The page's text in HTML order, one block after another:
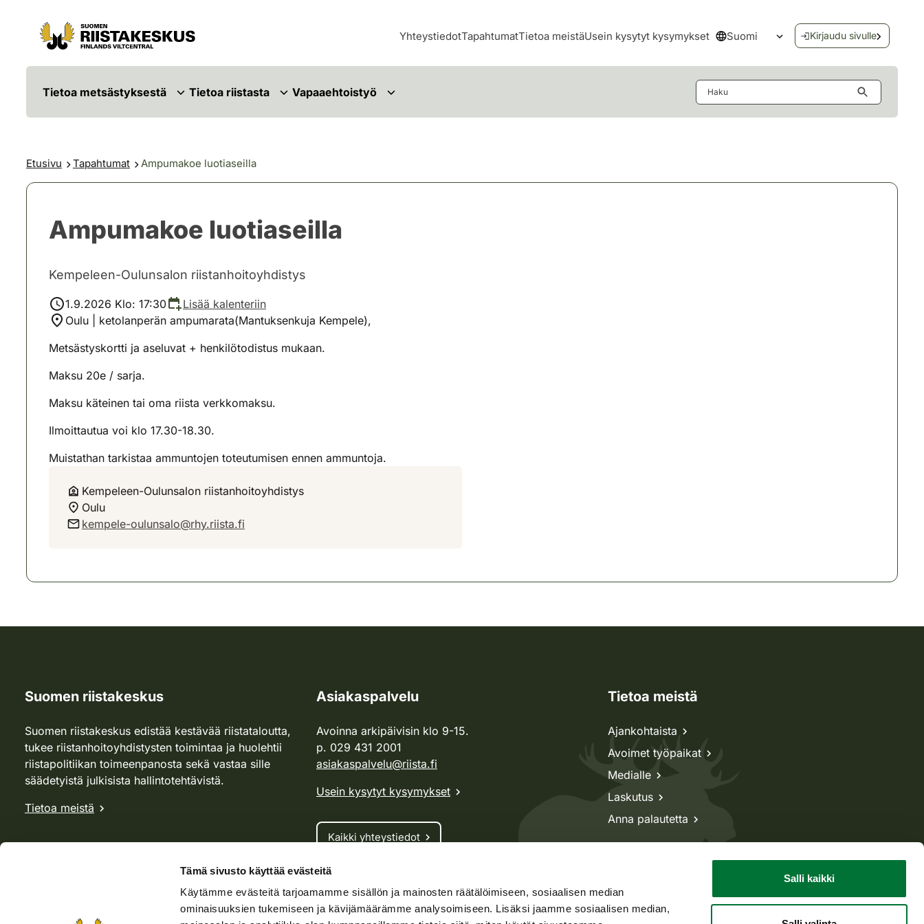
Tämä sivusto käyttää evästeitä
Käytämme evästeitä tarjoamamme sisällön ja mainosten räätälöimiseen, sosiaalisen median
ominaisuuksien tukemiseen ja kävijämäärämme analysoimiseen. Lisäksi jaamme sosiaalisen median,
Salli kaikki
Siirry sisältöön
Siirry sivustokarttaan
YhteystiedotTapahtumatTietoa meistäUsein kysytyt kysymykset Suomi
Avaa kielivalikko
Kirjaudu sivulle
Tietoa metsästyksestä Tietoa riistasta Vapaaehtoistyö
Etusivu Tapahtumat Ampumakoe luotiaseilla
Ampumakoe luotiaseilla
Kempeleen-Oulunsalon riistanhoitoyhdistys
1.9.2026 Klo: 17:30
Lisää kalenteriin
Oulu | ketolanperän ampumarata(Mantuksenkuja Kempele),
Metsästyskortti ja aseluvat + henkilötodistus mukaan.
Maksu 20e / sarja.
Maksu käteinen tai oma riista verkkomaksu.
Ilmoittautua voi klo 17.30-18.30.
Muistathan tarkistaa ammuntojen toteutumisen ennen ammuntoja.
Kempeleen-Oulunsalon riistanhoitoyhdistys
Oulu
kempele-oulunsalo@rhy.riista.fi
Suomen riistakeskus
Suomen riistakeskus edistää kestävää riistataloutta,
tukee riistanhoitoyhdistysten toimintaa ja huolehtii
riistapolitiikan toimeenpanosta sekä vastaa sille
säädetyistä julkisista hallintotehtävistä.
Tietoa meistä
Asiakaspalvelu
Avoinna arkipäivisin klo 9-15.
p. 029 431 2001
asiakaspalvelu@riista.fi
Usein kysytyt kysymykset
Kaikki yhteystiedot
Metsästyskortti-asiat
Oma riista -asiat
Tietoa meistä
Ajankohtaista
Avoimet työpaikat
Medialle
Laskutus
Anna palautetta